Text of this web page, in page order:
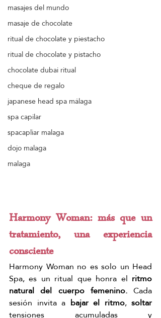
masajes del mundo
masaje de chocolate
ritual de chocolate y piestacho
ritual de chocolate y pistacho
chocolate dubai ritual
cheque de regalo
japanese head spa málaga
spa capilar
spacapliar malaga
dojo malaga
malaga
Harmony Woman: más que un
tratamiento, una experiencia
consciente
Harmony Woman no es solo un Head
Spa, es un ritual que honra el ritmo
natural del cuerpo femenino. Cada
sesión invita a bajar el ritmo,